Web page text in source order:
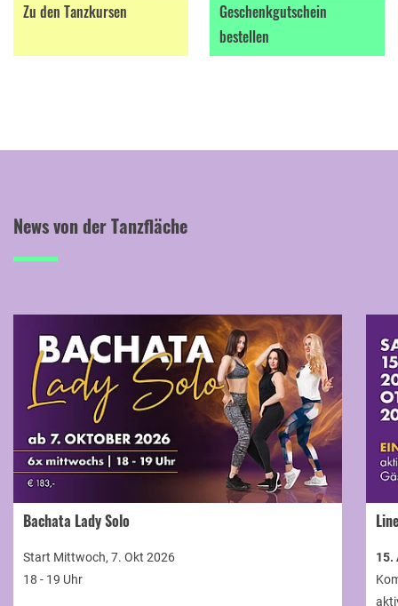
Zu den Tanzkursen
Geschenkgutschein
bestellen
News von der Tanzfläche
Bachata Lady Solo
Start Mittwoch, 7. Okt 2026
18 - 19 Uhr
15.